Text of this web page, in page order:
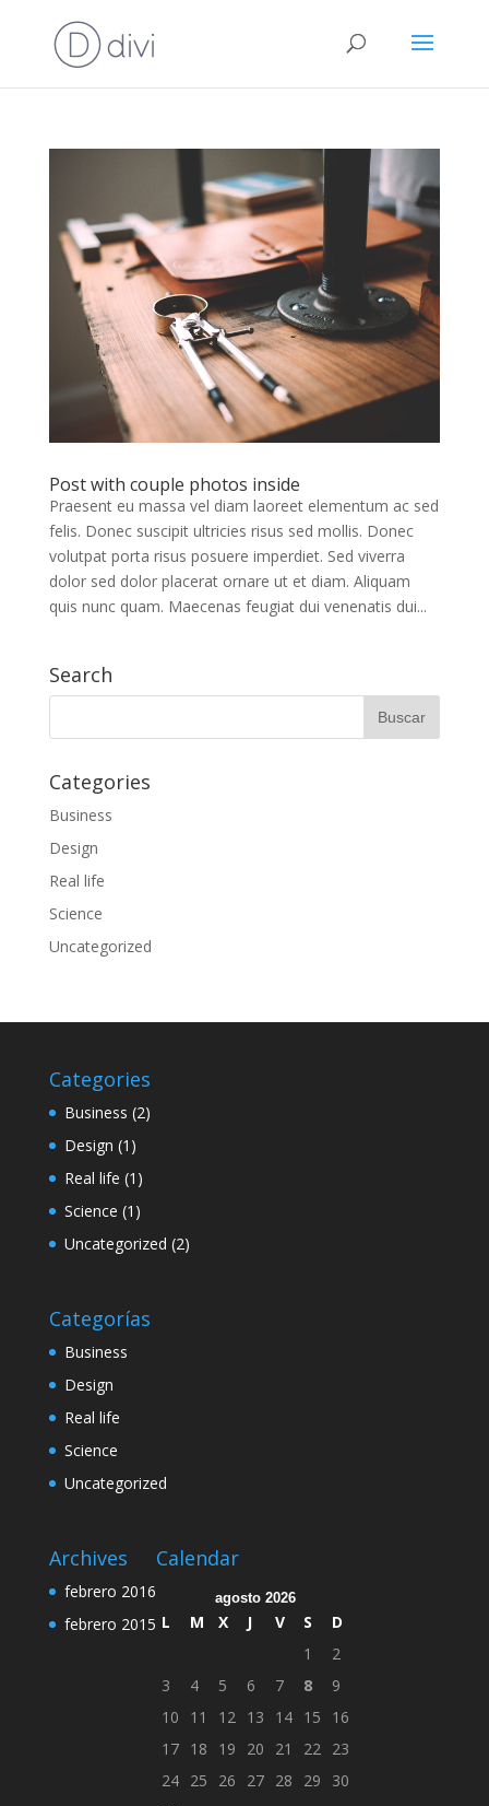
Post with couple photos inside
Praesent eu massa vel diam laoreet elementum ac sed
felis. Donec suscipit ultricies risus sed mollis. Donec
volutpat porta risus posuere imperdiet. Sed viverra
dolor sed dolor placerat ornare ut et diam. Aliquam
quis nunc quam. Maecenas feugiat dui venenatis dui...
Search
Categories
Business
Design
Real life
Science
Uncategorized
Categories
Business (2)
Design (1)
Real life (1)
Science (1)
Uncategorized (2)
Categorías
Business
Design
Real life
Science
Uncategorized
Archives
febrero 2016
febrero 2015
Calendar
agosto 2026
L M X J V S D
1
2
3
4 5 6 7 8
9
10
11 12 13 14 15
16
17 18 19 20 21 22 23
24 25 26 27 28 29
30